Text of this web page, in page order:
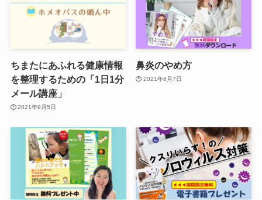
ちまたにあふれる健康情報
を整理するための「1日1分
メール講座」
2021年9月5日
鼻炎のやめ方
2021年6月7日